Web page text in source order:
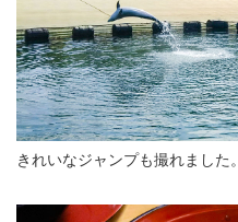
きれいなジャンプも撮れました。